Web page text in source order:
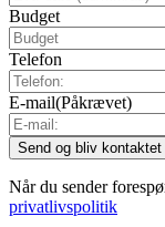
Budget
Telefon
E-mail(Påkrævet)
Når du sender
privatlivspolitik